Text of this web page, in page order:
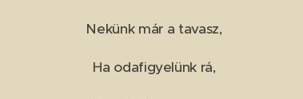
Nekünk már a tavasz,
Ha odafigyelünk rá,